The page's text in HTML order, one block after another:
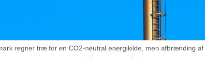
regner træ for en CO2-neutral energikilde, men afbrænding